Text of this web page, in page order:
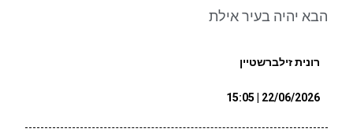
הבא יהיה בעיר אילת
רונית זילברשטיין
22/06/2026 | 15:05